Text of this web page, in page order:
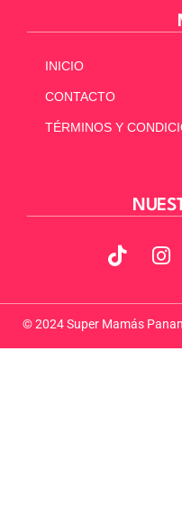
INICIO
CONTACTO
TÉRMINOS Y
© 2024 Super Mamás